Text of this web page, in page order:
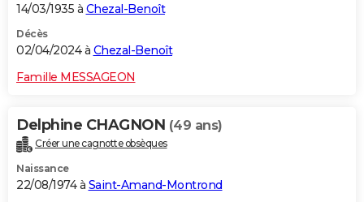
14/03/1935 à Chezal-Benoît
Décès
02/04/2024 à Chezal-Benoît
Famille MESSAGEON
Delphine CHAGNON (49 ans)
Créer une cagnotte obsèques
Naissance
22/08/1974 à Saint-Amand-Montrond